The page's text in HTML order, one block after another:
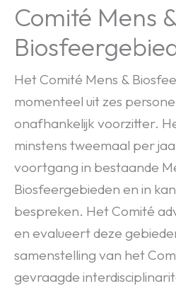
Comité Mens
Het Comité Mens &
momenteel uit zes
onafhankelijk voorzitter.
minstens tweemaal per
voortgang in bestaande
Biosfeergebieden en in
bespreken. Het Comité
en evalueert deze
samenstelling van het
gevraagde